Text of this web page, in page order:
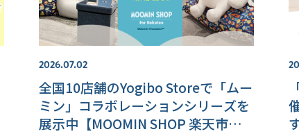
2026.07.02
全国10店舗のYogibo Storeで「ムー
ミン」コラボレーションシリーズを
展示中【MOOMIN SHOP 楽天市場